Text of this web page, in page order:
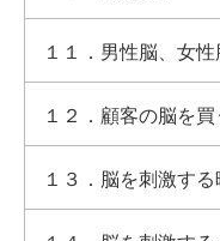
１１．男性脳、女
１２．顧客の脳を
１３．脳を刺激す